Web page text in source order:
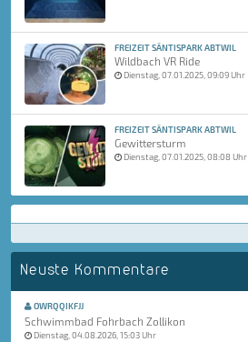
FREIZEIT SÄNTISPARK ABTWIL
Wildbach VR Ride
Dienstag, 07.01.2025, 09:09 Uhr
FREIZEIT SÄNTISPARK ABTWIL
Gewittersturm
Dienstag, 07.01.2025, 08:08 Uhr
Neuste Kommentare
OWRQQIKFJJ
Schwimmbad Fohrbach Zollikon
Dienstag, 04.08.2026, 15:03 Uhr